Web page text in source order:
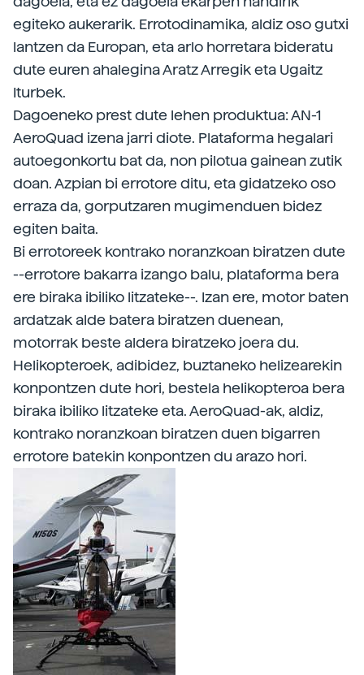
egiteko aukerarik. Errotodinamika, aldiz oso gutxi
lantzen da Europan, eta arlo horretara bideratu
dute euren ahalegina Aratz Arregik eta Ugaitz
Iturbek.
Dagoeneko prest dute lehen produktua: AN-1
AeroQuad izena jarri diote. Plataforma hegalari
autoegonkortu bat da, non pilotua gainean zutik
doan. Azpian bi errotore ditu, eta gidatzeko oso
erraza da, gorputzaren mugimenduen bidez
egiten baita.
Bi errotoreek kontrako noranzkoan biratzen dute
--errotore bakarra izango balu, plataforma bera
ere biraka ibiliko litzateke--. Izan ere, motor baten
ardatzak alde batera biratzen duenean,
motorrak beste aldera biratzeko joera du.
Helikopteroek, adibidez, buztaneko helizearekin
konpontzen dute hori, bestela helikopteroa bera
biraka ibiliko litzateke eta. AeroQuad-ak, aldiz,
kontrako noranzkoan biratzen duen bigarren
errotore batekin konpontzen du arazo hori.